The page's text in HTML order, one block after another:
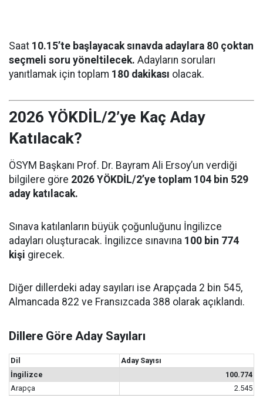
Saat 10.15’te başlayacak sınavda adaylara 80 çoktan
seçmeli soru yöneltilecek. Adayların soruları
yanıtlamak için toplam 180 dakikası olacak.
2026 YÖKDİL/2’ye Kaç Aday
Katılacak?
ÖSYM Başkanı Prof. Dr. Bayram Ali Ersoy’un verdiği
bilgilere göre 2026 YÖKDİL/2’ye toplam 104 bin 529
aday katılacak.
Sınava katılanların büyük çoğunluğunu İngilizce
adayları oluşturacak. İngilizce sınavına 100 bin 774
kişi girecek.
Diğer dillerdeki aday sayıları ise Arapçada 2 bin 545,
Almancada 822 ve Fransızcada 388 olarak açıklandı.
Dillere Göre Aday Sayıları
Dil
Aday Sayısı
İngilizce
100.774
Arapça
2.545